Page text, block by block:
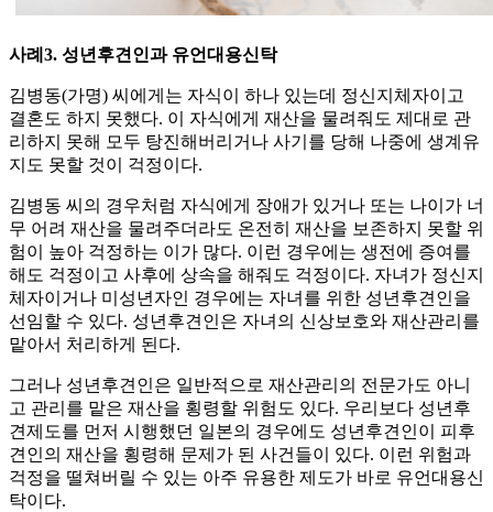
사례3. 성년후견인과 유언대용신탁
김병동(가명) 씨에게는 자식이 하나 있는데 정신지체자이고
결혼도 하지 못했다. 이 자식에게 재산을 물려줘도 제대로 관
리하지 못해 모두 탕진해버리거나 사기를 당해 나중에 생계유
지도 못할 것이 걱정이다.
김병동 씨의 경우처럼 자식에게 장애가 있거나 또는 나이가 너
무 어려 재산을 물려주더라도 온전히 재산을 보존하지 못할 위
험이 높아 걱정하는 이가 많다. 이런 경우에는 생전에 증여를
해도 걱정이고 사후에 상속을 해줘도 걱정이다. 자녀가 정신지
체자이거나 미성년자인 경우에는 자녀를 위한 성년후견인을
선임할 수 있다. 성년후견인은 자녀의 신상보호와 재산관리를
맡아서 처리하게 된다.
그러나 성년후견인은 일반적으로 재산관리의 전문가도 아니
고 관리를 맡은 재산을 횡령할 위험도 있다. 우리보다 성년후
견제도를 먼저 시행했던 일본의 경우에도 성년후견인이 피후
견인의 재산을 횡령해 문제가 된 사건들이 있다. 이런 위험과
걱정을 떨쳐버릴 수 있는 아주 유용한 제도가 바로 유언대용신
탁이다.